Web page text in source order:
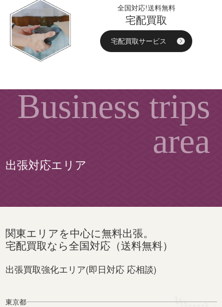
全国対応!送料無料
宅配買取
宅配買取サービス
出張対応エリア
関東エリアを中心に無料出張。
宅配買取なら全国対応（送料無料）
出張買取強化エリア(即日対応 応相談)
東京都